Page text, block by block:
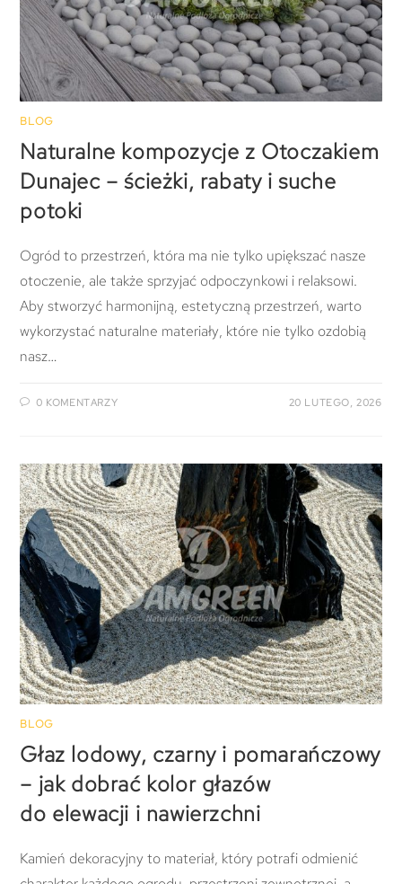
BLOG
Naturalne kompozycje z Otoczakiem
Dunajec – ścieżki, rabaty i suche
potoki
Ogród to przestrzeń, która ma nie tylko upiększać nasze
otoczenie, ale także sprzyjać odpoczynkowi i relaksowi.
Aby stworzyć harmonijną, estetyczną przestrzeń, warto
wykorzystać naturalne materiały, które nie tylko ozdobią
nasz…
0 KOMENTARZY 20 LUTEGO, 2026
BLOG
Głaz lodowy, czarny i pomarańczowy
– jak dobrać kolor głazów
do elewacji i nawierzchni
Kamień dekoracyjny to materiał, który potrafi odmienić